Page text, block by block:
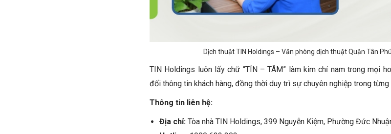
Dịch thuật TIN Holdings – Văn phòng dịch thuật Quận Tân
TIN Holdings luôn lấy chữ “TÍN – TÂM” làm kim chỉ nam trong mọi
đối thông tin khách hàng, đồng thời duy trì sự chuyên nghiệp trong từng
Thông tin liên hệ:
Địa chỉ: Tòa nhà TIN Holdings, 399 Nguyễn Kiệm, Phường Đức